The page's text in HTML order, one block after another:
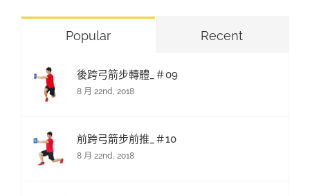
Popular Recent
後跨弓箭步轉體_＃09
8 月 22nd, 2018
前跨弓箭步前推_＃10
8 月 22nd, 2018